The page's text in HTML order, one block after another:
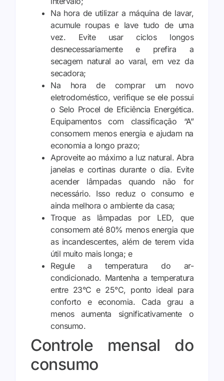
Na hora de utilizar a máquina de lavar,
acumule roupas e lave tudo de uma
vez. Evite usar ciclos longos
desnecessariamente e prefira a
secagem natural ao varal, em vez da
secadora;
Na hora de comprar um novo
eletrodoméstico, verifique se ele possui
o Selo Procel de Eficiência Energética.
Equipamentos com classificação “A”
consomem menos energia e ajudam na
economia a longo prazo;
Aproveite ao máximo a luz natural. Abra
janelas e cortinas durante o dia. Evite
acender lâmpadas quando não for
necessário. Isso reduz o consumo e
ainda melhora o ambiente da casa;
Troque as lâmpadas por LED, que
consomem até 80% menos energia que
as incandescentes, além de terem vida
útil muito mais longa; e
Regule a temperatura do ar-
condicionado. Mantenha a temperatura
entre 23°C e 25°C, ponto ideal para
conforto e economia. Cada grau a
menos aumenta significativamente o
consumo.
Controle mensal do
consumo